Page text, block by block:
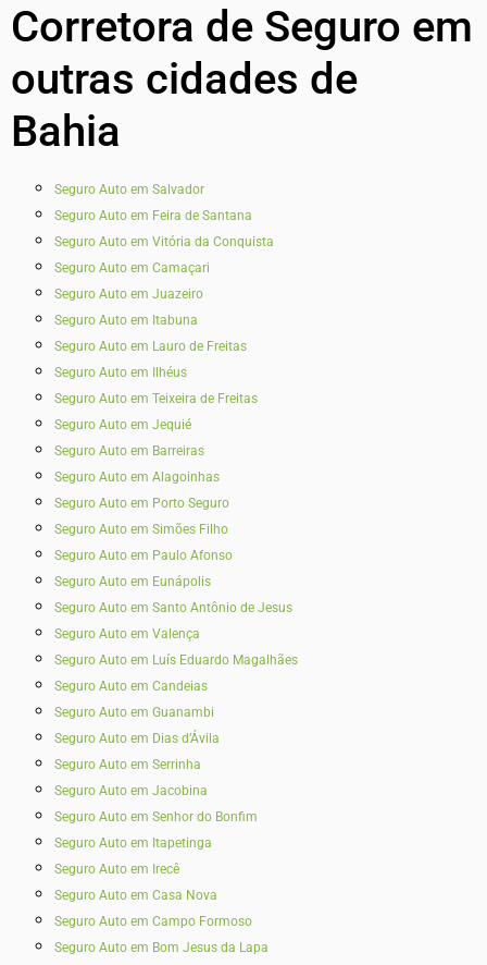
Corretora de Seguro em
outras cidades de
Bahia
Seguro Auto em Salvador
Seguro Auto em Feira de Santana
Seguro Auto em Vitória da Conquista
Seguro Auto em Camaçari
Seguro Auto em Juazeiro
Seguro Auto em Itabuna
Seguro Auto em Lauro de Freitas
Seguro Auto em Ilhéus
Seguro Auto em Teixeira de Freitas
Seguro Auto em Jequié
Seguro Auto em Barreiras
Seguro Auto em Alagoinhas
Seguro Auto em Porto Seguro
Seguro Auto em Simões Filho
Seguro Auto em Paulo Afonso
Seguro Auto em Eunápolis
Seguro Auto em Santo Antônio de Jesus
Seguro Auto em Valença
Seguro Auto em Luís Eduardo Magalhães
Seguro Auto em Candeias
Seguro Auto em Guanambi
Seguro Auto em Dias d’Ávila
Seguro Auto em Serrinha
Seguro Auto em Jacobina
Seguro Auto em Senhor do Bonfim
Seguro Auto em Itapetinga
Seguro Auto em Irecê
Seguro Auto em Casa Nova
Seguro Auto em Campo Formoso
Seguro Auto em Bom Jesus da Lapa